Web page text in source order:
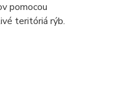
pomocou
teritóriá rýb.